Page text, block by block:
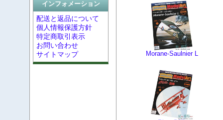
インフォメーション
配送と返品について
個人情報保護方針
特定商取引表示
お問い合わせ
サイトマップ
Morane-Saulnier L